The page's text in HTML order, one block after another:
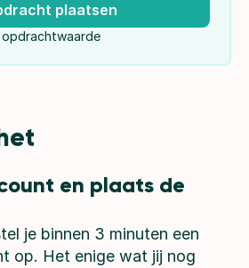
plaatsen
en plaats de
je binnen 3 minuten een
op. Het enige wat jij nog